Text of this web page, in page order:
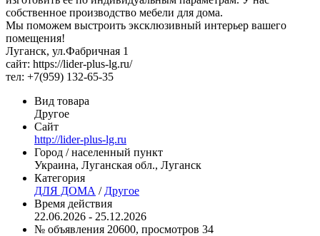
собственное производство мебели для дома.
Мы поможем выстроить эксклюзивный интерьер вашего
помещения!
Луганск, ул.Фабричная 1
сайт: https://lider-plus-lg.ru/
тел: +7(959) 132-65-35
Вид товара
Другое
Сайт
http://lider-plus-lg.ru
Город / населенный пункт
Украина, Луганская обл., Луганск
Категория
ДЛЯ ДОМА / Другое
Время действия
22.06.2026 - 25.12.2026
№ объявления 20600, просмотров 34